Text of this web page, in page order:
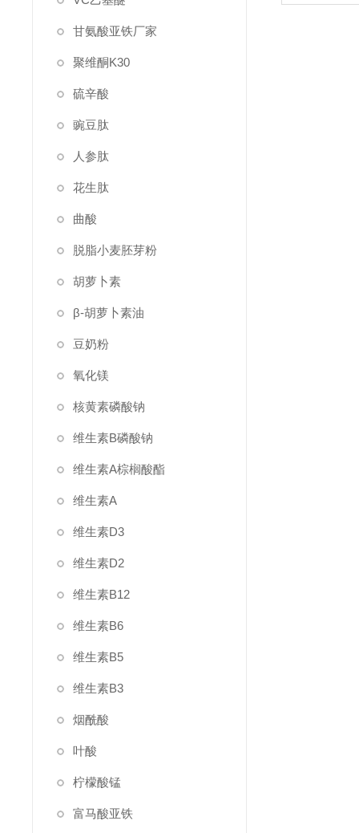
甘氨酸亚铁厂家
聚维酮K30
硫辛酸
豌豆肽
人参肽
花生肽
曲酸
脱脂小麦胚芽粉
胡萝卜素
β-胡萝卜素油
豆奶粉
氧化镁
核黄素磷酸钠
维生素B磷酸钠
维生素A棕榈酸酯
维生素A
维生素D3
维生素D2
维生素B12
维生素B6
维生素B5
维生素B3
烟酰酸
叶酸
柠檬酸锰
富马酸亚铁